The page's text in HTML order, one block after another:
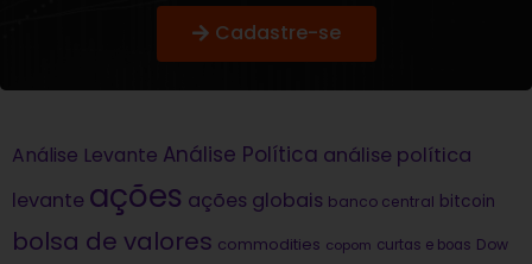
Cadastre-se
Análise Levante Análise Política análise política
levante ações ações globais banco central bitcoin
bolsa de valores commodities copom curtas e boas Dow